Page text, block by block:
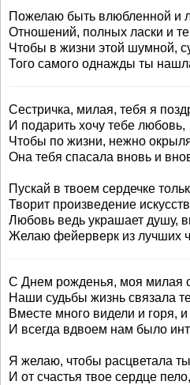
Пожелаю быть влюбленной и
Отношений, полных ласки и
Чтобы в жизни этой шумной,
Того самого однажды ты
Сестричка, милая, тебя я
И подарить хочу тебе любовь,
Чтобы по жизни, нежно
Она тебя спасала вновь и
Пускай в твоем сердечке
Творит произведение
Любовь ведь украшает душу,
Желаю фейерверк из лучших
С Днем рожденья, моя милая
Наши судьбы жизнь связала
Вместе много видели и горя,
И всегда вдвоем нам было
Я желаю, чтобы расцветала
И от счастья твое сердце пело,